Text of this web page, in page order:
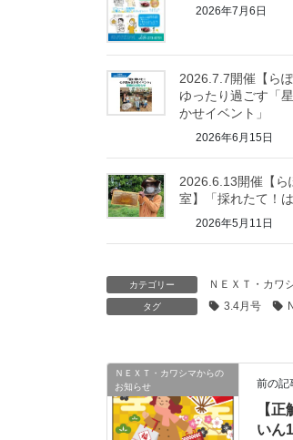
2026年7月6日
2026.7.7開催【ら
ゆったり過ごす「
かせイベント」
2026年6月15日
2026.6.13開催【ら
室】「採れたて！
2026年5月11日
カテゴリー ＮＥＸＴ・カワ
タグ 3.4月号
ＮＥＸＴ・カワシマからの
お知らせ
前の記
【
いん